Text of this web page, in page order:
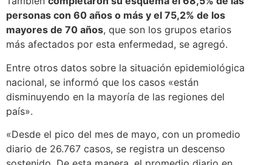
personas con 60 años o más y el 75,2% de los
mayores de 70 años, que son los grupos etarios
más afectados por esta enfermedad, se agregó.
Entre otros datos sobre la situación epidemiológica
nacional, se informó que los casos «están
disminuyendo en la mayoría de las regiones del
país».
«Desde el pico del mes de mayo, con un promedio
diario de 26.767 casos, se registra un descenso